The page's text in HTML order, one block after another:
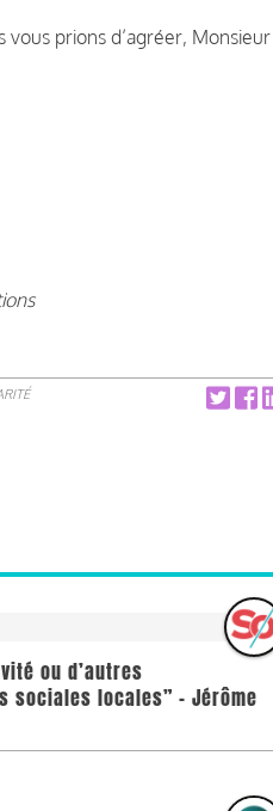
prions d’agréer, Monsieur
ou d’autres
sociales locales” - Jérôme